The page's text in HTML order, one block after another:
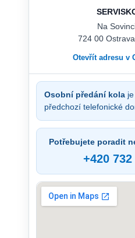
Na
724 00
Otevřít adresu v
Osobní předání kola
předchozí telefonické
Potřebujete poradit
+420